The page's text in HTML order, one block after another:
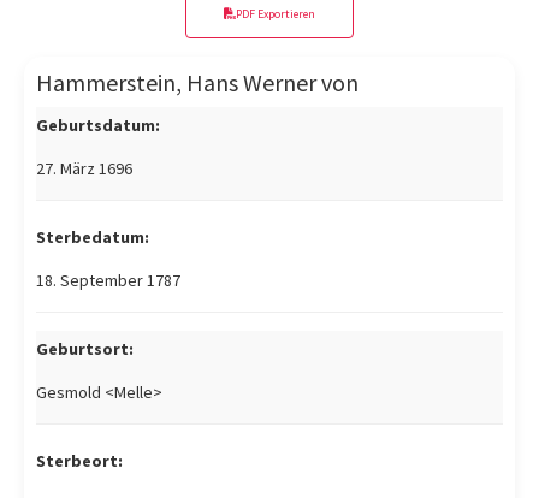
PDF Exportieren
Hammerstein, Hans Werner von
Geburtsdatum:
27. März 1696
Sterbedatum:
18. September 1787
Geburtsort:
Gesmold <Melle>
Sterbeort: